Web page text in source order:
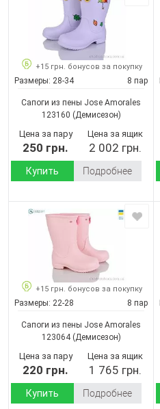
+15 грн. бонусов за покупку
Размеры: 28-34 8 пар
Сапоги из пены Jose Amorales
123160 (Демисезон)
Цена за пару
250 грн.
Цена за ящик
2 002 грн.
Купить Подробнее
+15 грн. бонусов за покупку
Размеры: 22-28 8 пар
Сапоги из пены Jose Amorales
123064(Демисезон)
Цена за пару
220 грн.
Цена за ящик
1 765 грн.
Купить Подробнее